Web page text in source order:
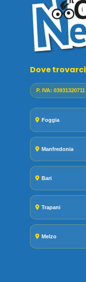
Dove trovarci
P. IVA: 03931320711
Foggia
Manfredonia
Bari
Trapani
Melzo